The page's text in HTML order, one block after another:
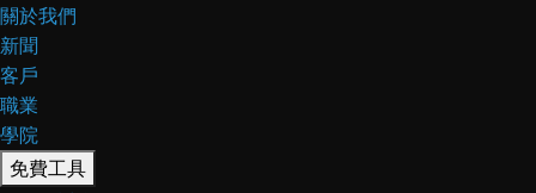
關於我們
新聞
客戶
職業
學院
免費工具